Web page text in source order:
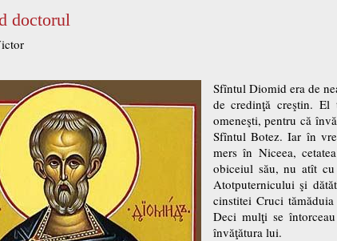
doctorul
Sfîntul Diomid era de
de credinţă creştin. El
omeneşti, pentru că
Sfîntul Botez. Iar în
mers în Niceea,
obiceiul său, nu atît
Atotputernicului şi
cinstitei Cruci
Deci mulţi se
învăţătura lui.